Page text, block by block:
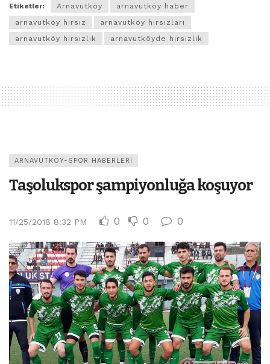
Etiketler: Arnavutköy
arnavutköy haber
arnavutköy hırsız
arnavutköy hırsızları
arnavutköy hırsızlık
arnavutköyde hırsızlık
ARNAVUTKÖY-SPOR HABERLERI
Taşolukspor şampiyonluğa koşuyor
11/25/2018 8:32 PM 0 0 0